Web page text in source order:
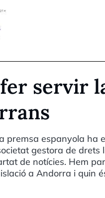
servir
premsa espanyola ha
gestora de drets
de notícies. Hem
a Andorra i quin